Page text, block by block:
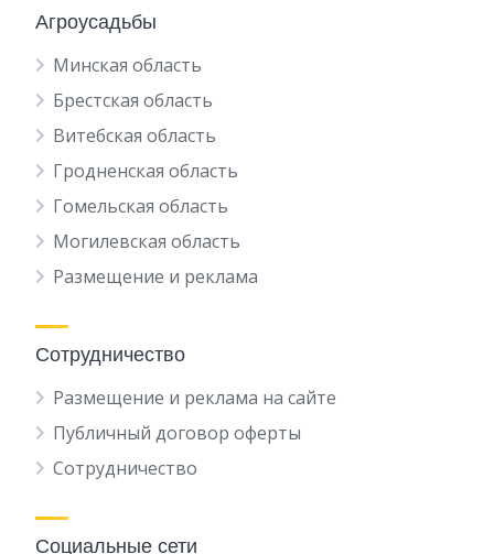
Агроусадьбы
Минская область
Брестская область
Витебская область
Гродненская область
Гомельская область
Могилевская область
Размещение и реклама
Сотрудничество
Размещение и реклама на сайте
Публичный договор оферты
Сотрудничество
Социальные сети